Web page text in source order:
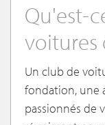
Qu'est-
voitures
Un club de
fondation, une
passionnés de